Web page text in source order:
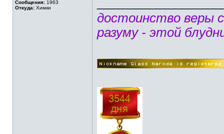
Сообщения: 1963
Откуда: Химки
достоинство веры
разуму - этой